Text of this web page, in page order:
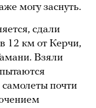
могу заснуть.
сдали
12 км от Керчи,
Взяли
почти